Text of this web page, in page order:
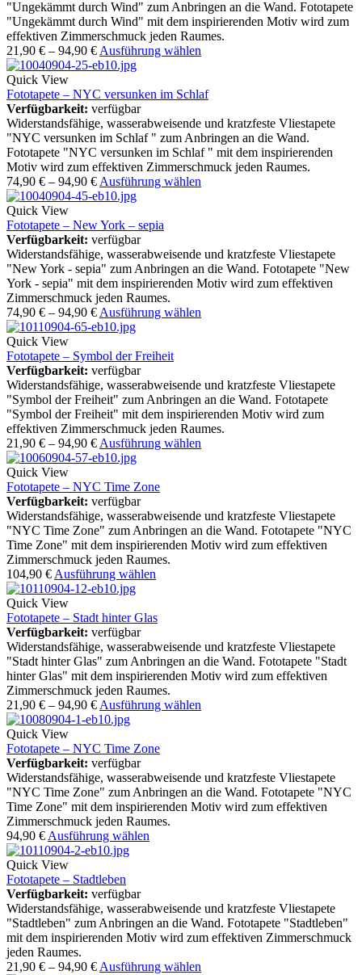
"Ungekämmt durch Wind" zum Anbringen an die Wand. Fototapete
"Ungekämmt durch Wind" mit dem inspirierenden Motiv wird zum
effektiven Zimmerschmuck jeden Raumes.
21,90 € – 94,90 € Ausführung wählen
Quick View
Fototapete – NYC versunken im Schlaf
Verfügbarkeit: verfügbar
Widerstandsfähige, wasserabweisende und kratzfeste Vliestapete
"NYC versunken im Schlaf " zum Anbringen an die Wand.
Fototapete "NYC versunken im Schlaf " mit dem inspirierenden
Motiv wird zum effektiven Zimmerschmuck jeden Raumes.
74,90 € – 94,90 € Ausführung wählen
Quick View
Fototapete – New York – sepia
Verfügbarkeit: verfügbar
Widerstandsfähige, wasserabweisende und kratzfeste Vliestapete
"New York - sepia" zum Anbringen an die Wand. Fototapete "New
York - sepia" mit dem inspirierenden Motiv wird zum effektiven
Zimmerschmuck jeden Raumes.
74,90 € – 94,90 € Ausführung wählen
Quick View
Fototapete – Symbol der Freiheit
Verfügbarkeit: verfügbar
Widerstandsfähige, wasserabweisende und kratzfeste Vliestapete
"Symbol der Freiheit" zum Anbringen an die Wand. Fototapete
"Symbol der Freiheit" mit dem inspirierenden Motiv wird zum
effektiven Zimmerschmuck jeden Raumes.
21,90 € – 94,90 € Ausführung wählen
Quick View
Fototapete – NYC Time Zone
Verfügbarkeit: verfügbar
Widerstandsfähige, wasserabweisende und kratzfeste Vliestapete
"NYC Time Zone" zum Anbringen an die Wand. Fototapete "NYC
Time Zone" mit dem inspirierenden Motiv wird zum effektiven
Zimmerschmuck jeden Raumes.
104,90 € Ausführung wählen
Quick View
Fototapete – Stadt hinter Glas
Verfügbarkeit: verfügbar
Widerstandsfähige, wasserabweisende und kratzfeste Vliestapete
"Stadt hinter Glas" zum Anbringen an die Wand. Fototapete "Stadt
hinter Glas" mit dem inspirierenden Motiv wird zum effektiven
Zimmerschmuck jeden Raumes.
21,90 € – 94,90 € Ausführung wählen
Quick View
Fototapete – NYC Time Zone
Verfügbarkeit: verfügbar
Widerstandsfähige, wasserabweisende und kratzfeste Vliestapete
"NYC Time Zone" zum Anbringen an die Wand. Fototapete "NYC
Time Zone" mit dem inspirierenden Motiv wird zum effektiven
Zimmerschmuck jeden Raumes.
94,90 € Ausführung wählen
Quick View
Fototapete – Stadtleben
Verfügbarkeit: verfügbar
Widerstandsfähige, wasserabweisende und kratzfeste Vliestapete
"Stadtleben" zum Anbringen an die Wand. Fototapete "Stadtleben"
mit dem inspirierenden Motiv wird zum effektiven Zimmerschmuck
jeden Raumes.
21,90 € – 94,90 € Ausführung wählen